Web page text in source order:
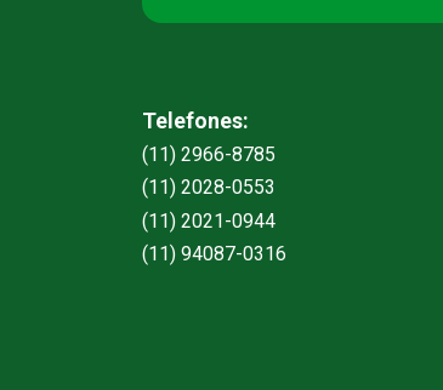
Telefones:
(11) 2966-8785
(11) 2028-0553
(11) 2021-0944
(11) 94087-0316